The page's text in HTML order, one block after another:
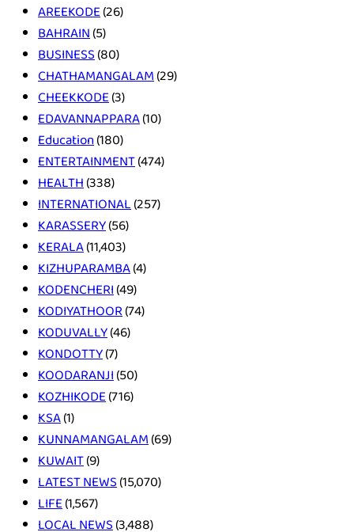
AREEKODE (26)
BAHRAIN (5)
BUSINESS (80)
CHATHAMANGALAM (29)
CHEEKKODE (3)
EDAVANNAPPARA(10)
Education(180)
ENTERTAINMENT(474)
HEALTH (338)
INTERNATIONAL (257)
KARASSERY(56)
KERALA(11,403)
KIZHUPARAMBA(4)
KODENCHERI (49)
KODIYATHOOR(74)
KODUVALLY(46)
KONDOTTY(7)
KOODARANJI (50)
KOZHIKODE (716)
KSA(1)
KUNNAMANGALAM (69)
KUWAIT(9)
LATEST NEWS (15,070)
LIFE (1,567)
LOCAL NEWS (3,488)